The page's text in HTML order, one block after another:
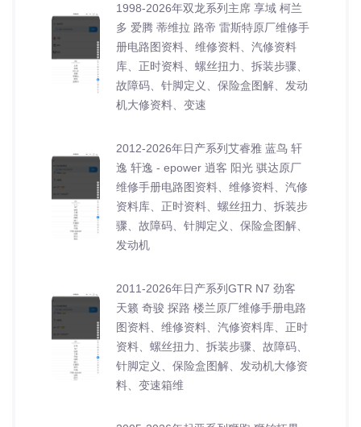
1998-2026年双龙系列主席 享域 柯兰
多 爱腾 蒂维拉 路帝 雷斯特原厂维修手
册电路图资料、维修资料、汽修资料
库、正时资料、螺丝扭力、拆装步骤、
故障码、针脚定义、保险盒图解、发动
机大修资料、变速
2012-2026年日产系列艾睿雅 蓝鸟 轩
逸 轩逸 - epower 逍客 阳光 骐达原厂
维修手册电路图资料、维修资料、汽修
资料库、正时资料、螺丝扭力、拆装步
骤、故障码、针脚定义、保险盒图解、
发动机
2011-2026年日产系列GTR N7 劲客
天籁 奇骏 探路 楼兰原厂维修手册电路
图资料、维修资料、汽修资料库、正时
资料、螺丝扭力、拆装步骤、故障码、
针脚定义、保险盒图解、发动机大修资
料、变速箱维